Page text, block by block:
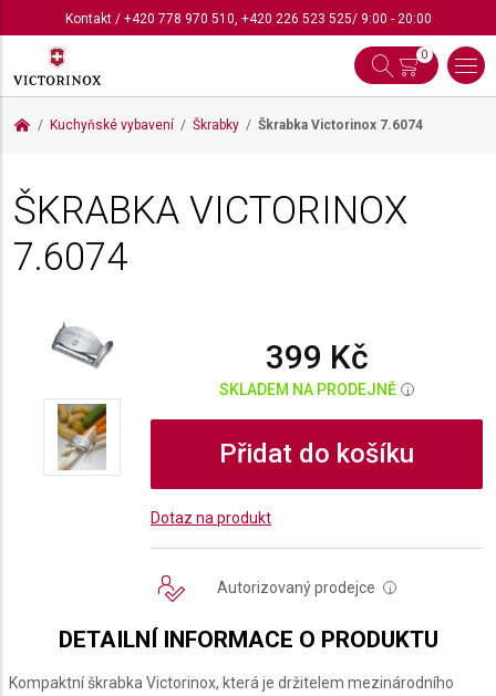
Kontakt/ +420 778 970 510, +420 226 523 525/ 9:00 - 20:00
0
Kuchyňské vybavení Škrabky Škrabka Victorinox 7.6074
ŠKRABKA VICTORINOX
7.6074
399 Kč
SKLADEM NA PRODEJNĚ i
Přidat do košíku
Dotaz na produkt
Autorizovaný prodejce i
DETAILNÍ INFORMACE O PRODUKTU
Kompaktní škrabka Victorinox, která je držitelem mezinárodního